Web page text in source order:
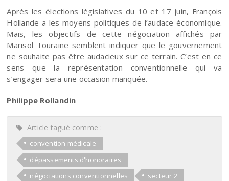
Après les élections législatives du 10 et 17 juin, François
Hollande a les moyens politiques de l’audace économique.
Mais, les objectifs de cette négociation affichés par
Marisol Touraine semblent indiquer que le gouvernement
ne souhaite pas être audacieux sur ce terrain. C’est en ce
sens que la représentation conventionnelle qui va
s’engager sera une occasion manquée.
Philippe Rollandin
Article tagué comme :
convention médicale
dépassements d'honoraires
négociations conventionnelles
secteur 2